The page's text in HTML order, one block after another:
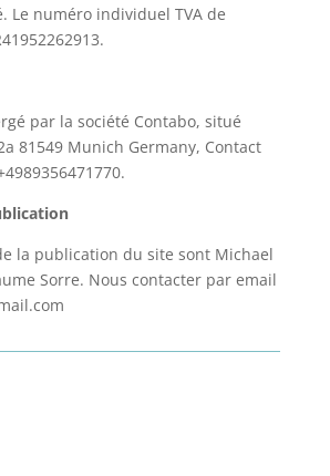
Le numéro individuel TVA de
par la société Contabo, situé
81549 Munich Germany, Contact
la publication du site sont Michael
Sorre. Nous contacter par email